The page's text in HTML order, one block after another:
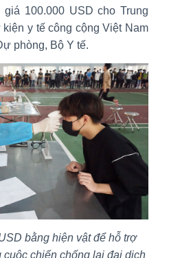
100.000 USD cho Trung
y tế công cộng Việt Nam
phòng, Bộ Y tế.
bằng hiện vật để hỗ trợ
cuộc chiến chống lại đại dịch